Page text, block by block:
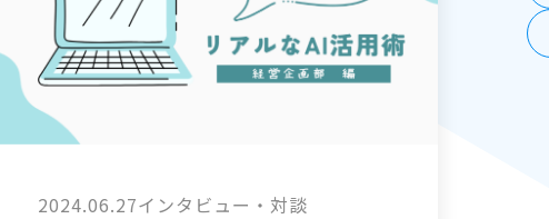
2024.06.27インタビュー・対談